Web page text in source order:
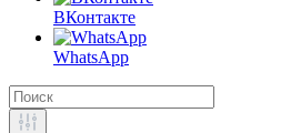
ВКонтакте
WhatsApp